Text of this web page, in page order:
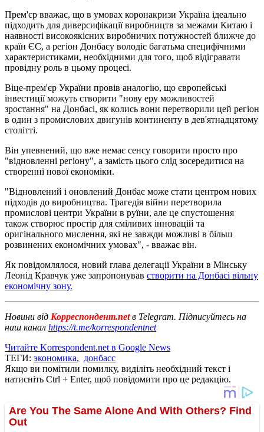
Прем'єр вважає, що в умовах коронакризи Україна ідеально
підходить для диверсифікації виробництв за межами Китаю і
наявності високоякісних виробничих потужностей ближче до
країн ЄС, а регіон Донбасу володіє багатьма специфічними
характеристиками, необхідними для того, щоб відігравати
провідну роль в цьому процесі.
Віце-прем'єр України провів аналогію, що європейські
інвестиції можуть створити "нову еру можливостей
зростання" на Донбасі, як колись вони перетворили цей регіон
в один з промислових двигунів континенту в дев'ятнадцятому
столітті.
Він упевнений, що вже немає сенсу говорити просто про
"відновленні регіону", а замість цього слід зосередитися на
створенні нової економіки.
"Відновлений і оновлений Донбас може стати центром нових
підходів до виробництва. Трагедія війни перетворила
промислові центри України в руїни, але це спустошення
також створює простір для сміливих інновацій та
оригінального мислення, які не завжди можливі в більш
розвинених економічних умовах", - вважає він.
Як повідомлялося, новий глава делегації України в Мінську
Леонід Кравчук уже запропонував створити на Донбасі вільну
економічну зону.
Новини від Корреспондент.netв Telegram. Підписуйтесь на
наш канал https://t.me/korrespondentnet
Читайте Korrespondent.net в Google News
ТЕГИ: экономика, донбасс
Якщо ви помітили помилку, виділіть необхідний текст і
натисніть Ctrl + Enter, щоб повідомити про це редакцію.